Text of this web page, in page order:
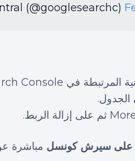
(@googlesearchc)
على سيرش كونسل مباشرة